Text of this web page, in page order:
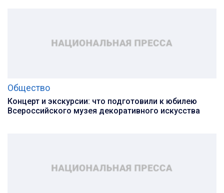
Общество
Концерт и экскурсии: что подготовили к юбилею
Всероссийского музея декоративного искусства